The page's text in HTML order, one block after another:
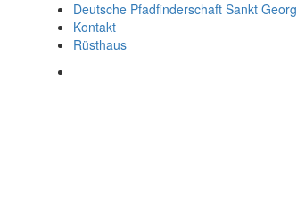
Deutsche Pfadfinderschaft Sankt Georg
Kontakt
Rüsthaus